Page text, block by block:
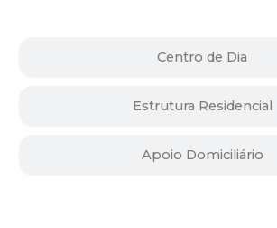
Centro de Dia
Estrutura Residencial
Apoio Domiciliário